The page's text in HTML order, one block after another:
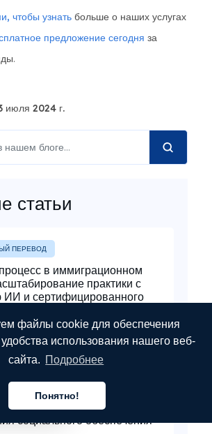
файлы cookie для обеспечения
использования нашего веб-
сайта. Подробнее
Понятно!
чтобы узнать больше о наших услугах
предложение сегодня за
июля 2024 г.
статьи
ПЕРЕВОД
в иммиграционном
практики с
и сертифицированного
перевод для
социального обеспечения